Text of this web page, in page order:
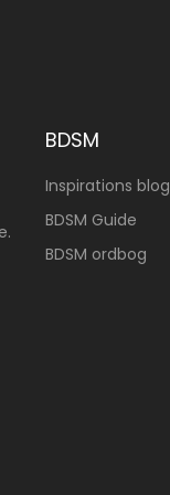
BDSM
Inspirations blog
BDSM Guide
BDSM ordbog